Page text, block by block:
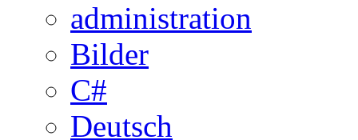
administration
Bilder
C#
Deutsch